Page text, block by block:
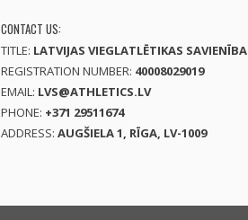
CONTACT US:
TITLE: LATVIJAS VIEGLATLĒTIKAS SAVIENĪBA
REGISTRATION NUMBER: 40008029019
EMAIL: LVS@ATHLETICS.LV
PHONE: +371 29511674
ADDRESS: AUGŠIELA 1, RĪGA, LV-1009